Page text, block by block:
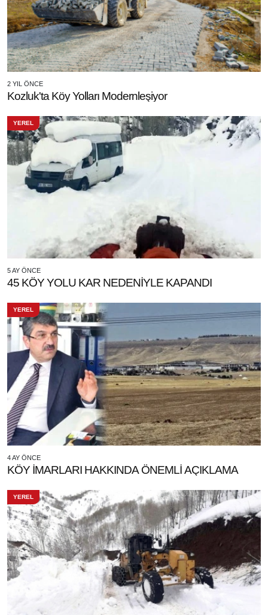
2 YIL ÖNCE
Kozluk'ta Köy Yolları Modernleşiyor
YEREL
5 AY ÖNCE
45 KÖY YOLU KAR NEDENİYLE KAPANDI
YEREL
4 AY ÖNCE
KÖY İMARLARI HAKKINDA ÖNEMLİ AÇIKLAMA
YEREL